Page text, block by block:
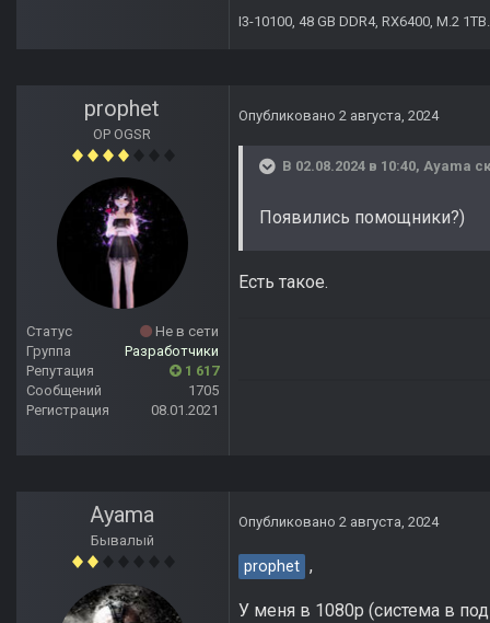
I3-10100, 48 GB DDR4, RX6400, M.2 1TB.
prophet
OP OGSR
Статус
Не в сети
Группа
Разработчики
Репутация
1 617
Сообщений
1705
Регистрация
08.01.2021
Опубликовано 2 августа, 2024
В 02.08.2024 в 10:40, Ayama
Появились помощники?)
Есть такое.
Ayama
Бывалый
Опубликовано 2 августа, 2024
prophet ,
У меня в 1080р (система в